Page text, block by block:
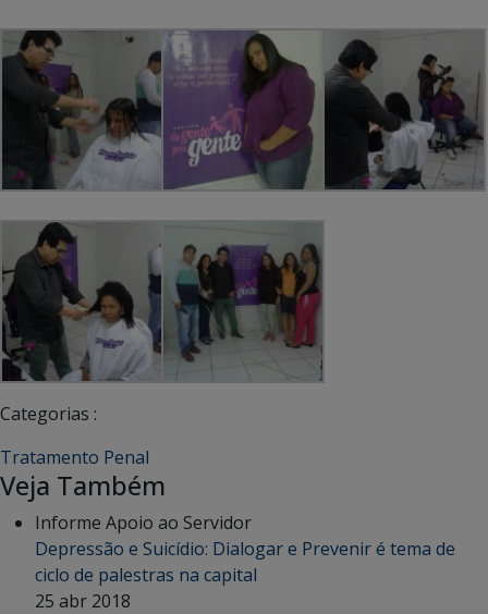
Categorias :
Tratamento Penal
Veja Também
Informe Apoio ao Servidor
Depressão e Suicídio: Dialogar e Prevenir é tema de
ciclo de palestras na capital
25 abr 2018